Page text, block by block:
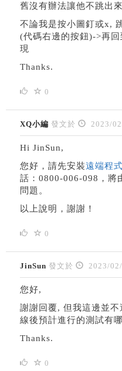
舊沒有辦法讓他不跳出
不論我是按小圖釘或x,
(代碼右邊的按鈕)->再
現
Thanks.
0
XQ小編 發文於 2023/
Hi JinSun,
您好，請先安裝遠端程式
話：0800-006-098，將
問題。
以上說明，謝謝！
0
JinSun 發文於 2023/
您好,
謝謝回覆, 但我這邊並
線後預計進行的測試有
Thanks.
0